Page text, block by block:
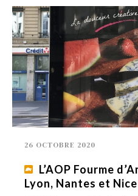
26 OCTOBRE 2020
L’AOP Fourme
Lyon, Nantes et Nice